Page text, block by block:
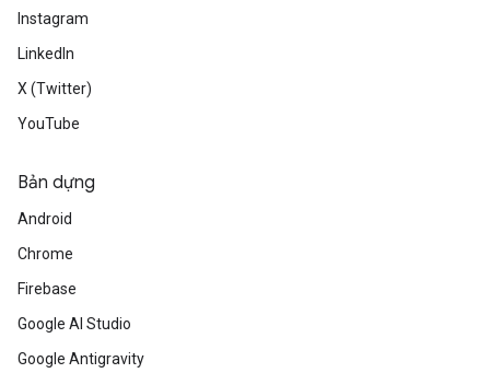
Instagram
LinkedIn
X (Twitter)
YouTube
Bản dựng
Android
Chrome
Firebase
Google AI Studio
Google Antigravity